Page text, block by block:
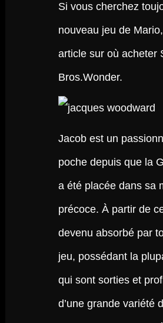
Si vous cherchez
nouveau jeu de
article sur où acheter
Bros.Wonder.
Jacob est un
poche depuis que la
a été placée dans sa
précoce. À partir de
devenu absorbé par
jeu, possédant la
qui sont sorties et
d’une grande variété